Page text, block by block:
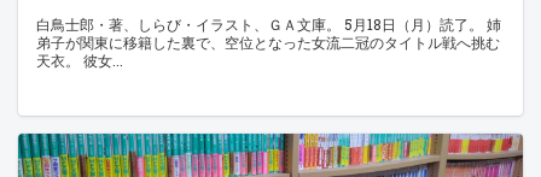
白鳥士郎・著、しらび・イラスト、ＧＡ文庫。 5月18日（月）読了。 姉
弟子が関東に移籍した裏で、空位となった女流二冠のタイトル戦へ挑む
天衣。 彼女